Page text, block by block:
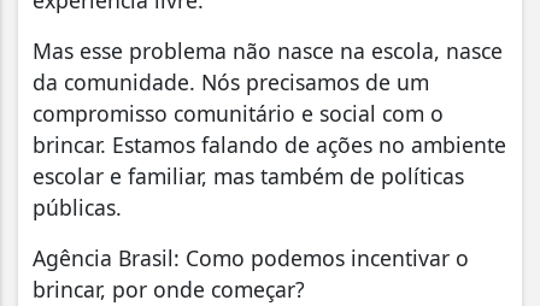
Mas esse problema não nasce na escola, nasce
da comunidade. Nós precisamos de um
compromisso comunitário e social com o
brincar. Estamos falando de ações no ambiente
escolar e familiar, mas também de políticas
públicas.
Agência Brasil: Como podemos incentivar o
brincar, por onde começar?